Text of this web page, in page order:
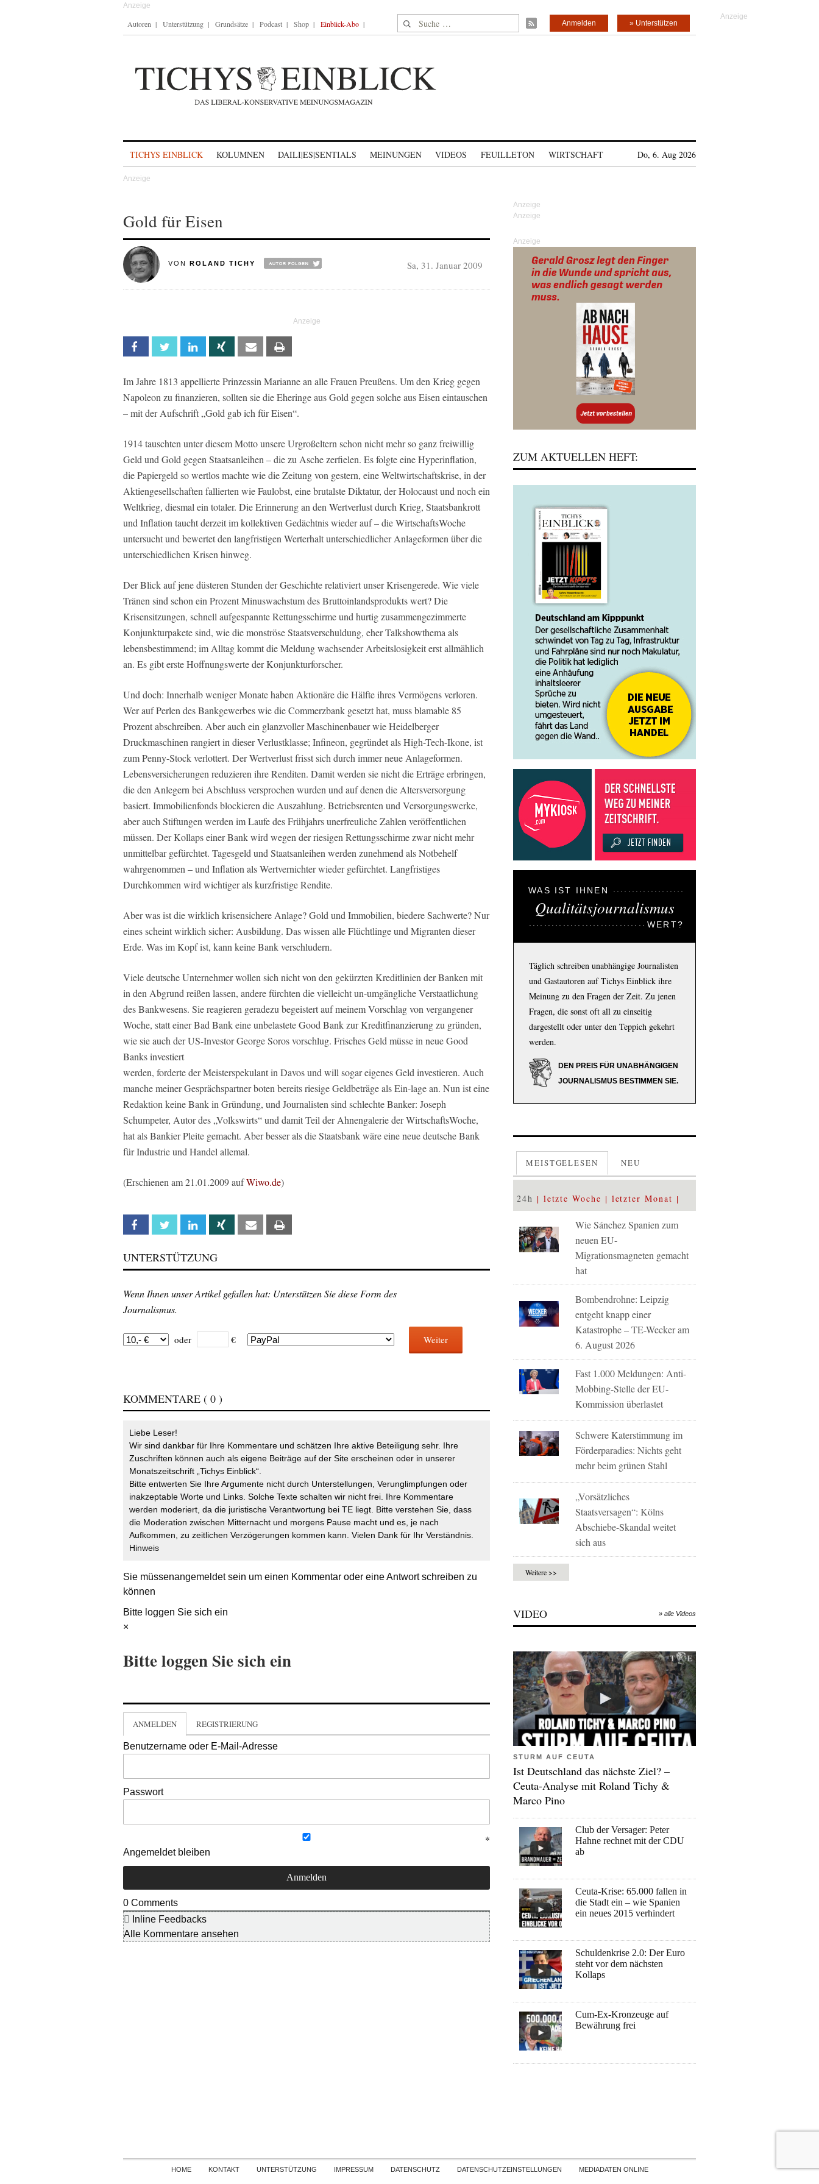
Autoren Unterstützung Grundsätze Podcast Shop Einblick-Abo Suche nach: » Unterstützen
Anmelden
TICHYS EINBLICK KOLUMNEN DAILI|ES|SENTIALS MEINUNGEN VIDEOS FEUILLETON WIRTSCHAFT Do, 6. Aug 2026
Gold für Eisen
VON ROLAND TICHY Sa, 31. Januar 2009
Facebook Twitter Linkedin Xing Email
Im Jahre 1813 appellierte Prinzessin Marianne an alle Frauen Preußens. Um den Krieg gegen
Napoleon zu finanzieren, sollten sie die Eheringe aus Gold gegen solche aus Eisen eintauschen
– mit der Aufschrift „Gold gab ich für Eisen“.
1914 tauschten unter diesem Motto unsere Urgroßeltern schon nicht mehr so ganz freiwillig
Geld und Gold gegen Staatsanleihen – die zu Asche zerfielen. Es folgte eine Hyperinflation,
die Papiergeld so wertlos machte wie die Zeitung von gestern, eine Weltwirtschaftskrise, in der
Aktiengesellschaften fallierten wie Faulobst, eine brutalste Diktatur, der Holocaust und noch ein
Weltkrieg, diesmal ein totaler. Die Erinnerung an den Wertverlust durch Krieg, Staatsbankrott
und Inflation taucht derzeit im kollektiven Gedächtnis wieder auf – die WirtschaftsWoche
untersucht und bewertet den langfristigen Werterhalt unterschiedlicher Anlageformen über die
unterschiedlichen Krisen hinweg.
Der Blick auf jene düsteren Stunden der Geschichte relativiert unser Krisengerede. Wie viele
Tränen sind schon ein Prozent Minuswachstum des Bruttoinlandsprodukts wert? Die
Krisensitzungen, schnell aufgespannte Rettungsschirme und hurtig zusammengezimmerte
Konjunkturpakete sind, wie die monströse Staatsverschuldung, eher Talkshowthema als
lebensbestimmend; im Alltag kommt die Meldung wachsender Arbeitslosigkeit erst allmählich
an. Es gibt erste Hoffnungswerte der Konjunkturforscher.
Und doch: Innerhalb weniger Monate haben Aktionäre die Hälfte ihres Vermögens verloren.
Wer auf Perlen des Bankgewerbes wie die Commerzbank gesetzt hat, muss blamable 85
Prozent abschreiben. Aber auch ein glanzvoller Maschinenbauer wie Heidelberger
Druckmaschinen rangiert in dieser Verlustklasse; Infineon, gegründet als High-Tech-Ikone, ist
zum Penny-Stock verlottert. Der Wertverlust frisst sich durch immer neue Anlageformen.
Lebensversicherungen reduzieren ihre Renditen. Damit werden sie nicht die Erträge erbringen,
die den Anlegern bei Abschluss versprochen wurden und auf denen die Altersversorgung
basiert. Immobilienfonds blockieren die Auszahlung. Betriebsrenten und Versorgungswerke,
aber auch Stiftungen werden im Laufe des Frühjahrs unerfreuliche Zahlen veröffentlichen
müssen. Der Kollaps einer Bank wird wegen der riesigen Rettungsschirme zwar nicht mehr
unmittelbar gefürchtet. Tagesgeld und Staatsanleihen werden zunehmend als Notbehelf
wahrgenommen – und Inflation als Wertvernichter wieder gefürchtet. Langfristiges
Durchkommen wird wichtiger als kurzfristige Rendite.
Aber was ist die wirklich krisensichere Anlage? Gold und Immobilien, biedere Sachwerte? Nur
eines scheint wirklich sicher: Ausbildung. Das wissen alle Flüchtlinge und Migranten dieser
Erde. Was im Kopf ist, kann keine Bank verschludern.
Viele deutsche Unternehmer wollen sich nicht von den gekürzten Kreditlinien der Banken mit
in den Abgrund reißen lassen, andere fürchten die vielleicht un-umgängliche Verstaatlichung
des Bankwesens. Sie reagieren geradezu begeistert auf meinem Vorschlag von vergangener
Woche, statt einer Bad Bank eine unbelastete Good Bank zur Kreditfinanzierung zu gründen,
wie sie auch der US-Investor George Soros vorschlug. Frisches Geld müsse in neue Good
Banks investiert
werden, forderte der Meisterspekulant in Davos und will sogar eigenes Geld investieren. Auch
manche meiner Gesprächspartner boten bereits riesige Geldbeträge als Ein-lage an. Nun ist eine
Redaktion keine Bank in Gründung, und Journalisten sind schlechte Banker: Joseph
Schumpeter, Autor des „Volkswirts“ und damit Teil der Ahnengalerie der WirtschaftsWoche,
hat als Bankier Pleite gemacht. Aber besser als die Staatsbank wäre eine neue deutsche Bank
für Industrie und Handel allemal.
(Erschienen am 21.01.2009 aufWiwo.de)
Facebook Twitter Linkedin Xing Email
UNTERSTÜTZUNG
Wenn Ihnen unser Artikel gefallen hat: Unterstützen Sie diese Form des
Journalismus.
oder € Weiter
KOMMENTARE ( 0 )
Liebe Leser!
Wir sind dankbar für Ihre Kommentare und schätzen Ihre aktive Beteiligung sehr. Ihre
Zuschriften können auch als eigene Beiträge auf der Site erscheinen oder in unserer
Monatszeitschrift „Tichys Einblick“.
Bitte entwerten Sie Ihre Argumente nicht durch Unterstellungen, Verunglimpfungen oder
inakzeptable Worte und Links. Solche Texte schalten wir nicht frei. Ihre Kommentare
werden moderiert, da die juristische Verantwortung bei TE liegt. Bitte verstehen Sie, dass
die Moderation zwischen Mitternacht und morgens Pause macht und es, je nach
Aufkommen, zu zeitlichen Verzögerungen kommen kann. Vielen Dank für Ihr Verständnis.
Hinweis
Sie müssenangemeldetsein um einen Kommentar oder eine Antwort schreiben zu
können
Bitte loggen Sie sich ein
×
Bitte loggen Sie sich ein
ANMELDEN REGISTRIERUNG
Benutzername oder E-Mail-Adresse
Passwort
Angemeldet bleiben
0 Comments
Inline Feedbacks
Alle Kommentare ansehen
Anzeige
ZUM AKTUELLEN HEFT:
WAS IST IHNEN
Qualitätsjournalismus
WERT?
Täglich schreiben unabhängige Journalisten
und Gastautoren auf Tichys Einblick ihre
Meinung zu den Fragen der Zeit. Zu jenen
Fragen, die sonst oft all zu einseitig
dargestellt oder unter den Teppich gekehrt
werden.
DEN PREIS FÜR UNABHÄNGIGEN
JOURNALISMUS BESTIMMEN SIE.
MEISTGELESEN NEU
24h letzte Woche letzter Monat
Wie Sánchez Spanien zum
neuen EU-
Migrationsmagneten gemacht
hat
Bombendrohne: Leipzig
entgeht knapp einer
Katastrophe – TE-Wecker am
6. August 2026
Fast 1.000 Meldungen: Anti-
Mobbing-Stelle der EU-
Kommission überlastet
Schwere Katerstimmung im
Förderparadies: Nichts geht
mehr beim grünen Stahl
„Vorsätzliches
Staatsversagen“: Kölns
Abschiebe-Skandal weitet
sich aus
Weitere >>
VIDEO » alle Videos
STURM AUF CEUTA
Ist Deutschland das nächste Ziel? –
Ceuta-Analyse mit Roland Tichy &
Marco Pino
Club der Versager: Peter
Hahne rechnet mit der CDU
ab
Ceuta-Krise: 65.000 fallen in
die Stadt ein – wie Spanien
ein neues 2015 verhindert
Schuldenkrise 2.0: Der Euro
steht vor dem nächsten
Kollaps
Cum-Ex-Kronzeuge auf
Bewährung frei
Skip to content
HOME KONTAKT UNTERSTÜTZUNG IMPRESSUM DATENSCHUTZ DATENSCHUTZEINSTELLUNGEN
MEDIADATEN ONLINE